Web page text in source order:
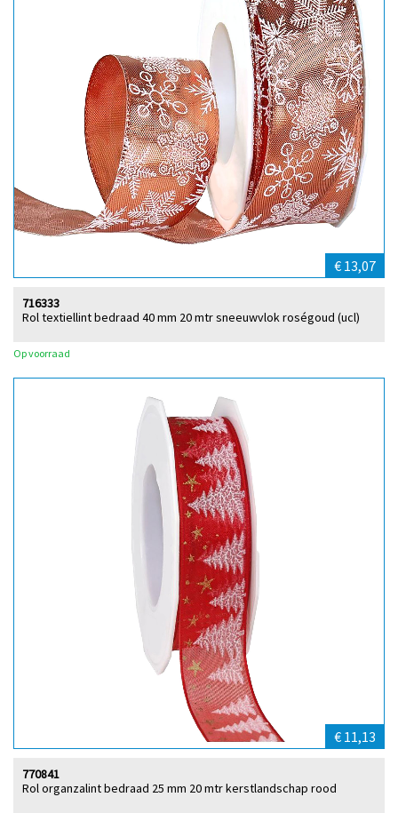
€ 13,07
Rol textiellint bedraad 40 mm 20 mtr sneeuwvlok roségoud (ucl)
716333
Op voorraad
€ 11,13
Rol organzalint bedraad 25 mm 20 mtr kerstlandschap rood
770841